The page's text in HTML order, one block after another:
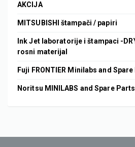
AKCIJA
MITSUBISHI štampači / papiri
Ink Jet laboratorije i štampaci -
rosni materijal
Fuji FRONTIER Minilabs and
Noritsu MINILABS and Spare Parts